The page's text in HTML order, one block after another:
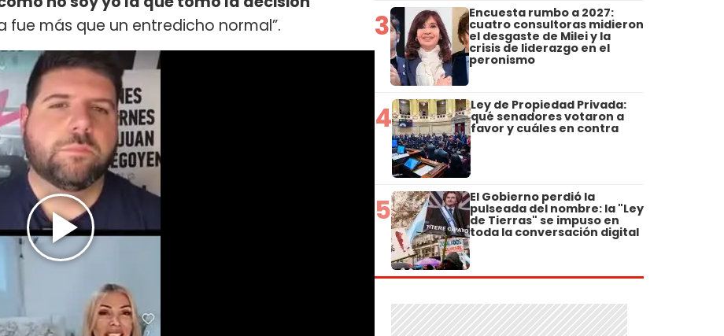
fue más que un entredicho normal”. 3 Encuesta rumbo a 2027:
cuatro consultoras midieron
el desgaste de Milei y la
crisis de liderazgo en el
peronismo
4 Ley de Propiedad Privada:
qué senadores votaron a
favor y cuáles en contra
5 El Gobierno perdió la
pulseada del nombre: la "Ley
de Tierras" se impuso en
toda la conversación digital